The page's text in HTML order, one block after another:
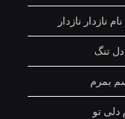
نازدار
دل تنگ
بمرم
دلی تو